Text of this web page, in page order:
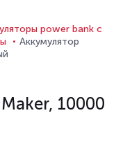
power bank с
Аккумулятор
10000